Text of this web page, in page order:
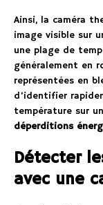
Ainsi, la caméra
image visible sur
une plage de
généralement en
représentées en
d’identifier
température sur
déperditions
Détecter
avec une